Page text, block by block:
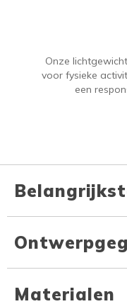
Onze
voor fysieke
een
Materialen